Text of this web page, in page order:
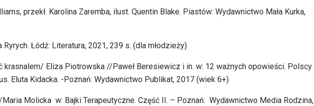
przekł. Karolina Zaremba, ilust. Quentin Blake. Piastów: Wydawnictwo Mała Kurka,
Łódź: Literatura, 2021, 239 s. (dla młodzieży)
krasnalem/ Eliza Piotrowska //Paweł Beresiewicz i in. w: 12 ważnych opowieści. Polscy
Eluta Kidacka. -Poznań: Wydawnictwo Publikat, 2017 (wiek 6+)
Molicka w: Bajki Terapeutyczne. Część II. – Poznań: Wydawnictwo Media Rodzina,